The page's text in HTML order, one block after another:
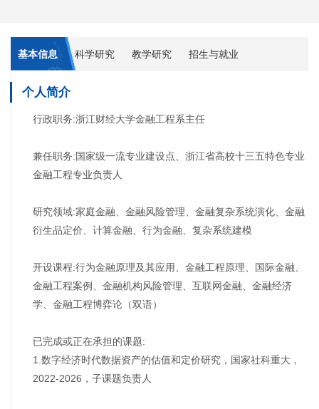
基本信息 科学研究 教学研究 招生与就业
个人简介
行政职务:浙江财经大学金融工程系主任
兼任职务:国家级一流专业建设点、浙江省高校十三五特色专业
金融工程专业负责人
研究领域:家庭金融、金融风险管理、金融复杂系统演化、金融
衍生品定价、计算金融、行为金融、复杂系统建模
开设课程:行为金融原理及其应用、金融工程原理、国际金融、
金融工程案例、金融机构风险管理、互联网金融、金融经济
学、金融工程博弈论（双语）
已完成或正在承担的课题:
1.数字经济时代数据资产的估值和定价研究，国家社科重大，
2022-2026，子课题负责人